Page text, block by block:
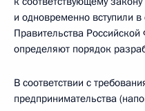
и одновременно вступили
Правительства
определяют порядок
В соответствии с
предпринимательства